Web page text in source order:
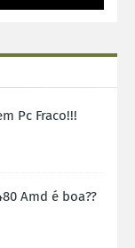
Pc Fraco!!!
Amd é boa??